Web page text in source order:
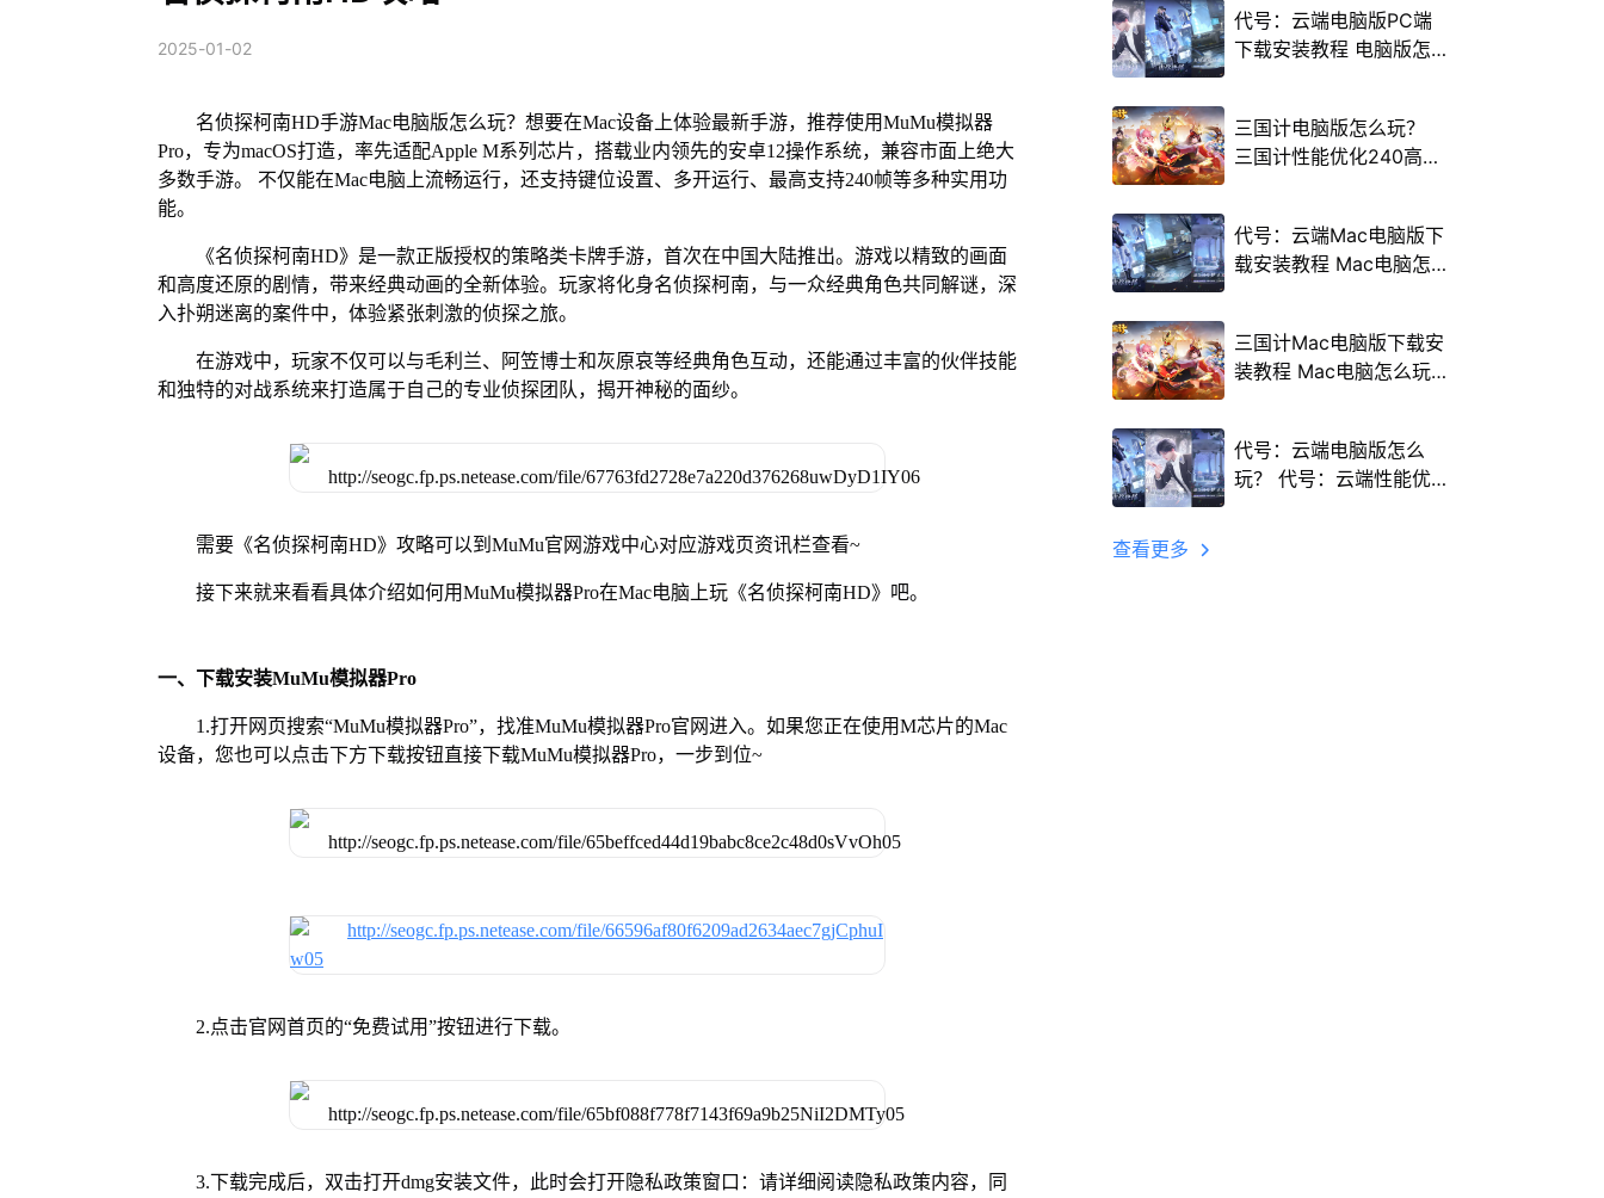
2025-01-02
名侦探柯南HD手游Mac电脑版怎么玩？想要在Mac设备上体验最新手游，推荐使用MuMu模拟器
Pro，专为macOS打造，率先适配Apple M系列芯片，搭载业内领先的安卓12操作系统，兼容市面上绝大
多数手游。 不仅能在Mac电脑上流畅运行，还支持键位设置、多开运行、最高支持240帧等多种实用功
能。
《名侦探柯南HD》是一款正版授权的策略类卡牌手游，首次在中国大陆推出。游戏以精致的画面
和高度还原的剧情，带来经典动画的全新体验。玩家将化身名侦探柯南，与一众经典角色共同解谜，深
入扑朔迷离的案件中，体验紧张刺激的侦探之旅。
在游戏中，玩家不仅可以与毛利兰、阿笠博士和灰原哀等经典角色互动，还能通过丰富的伙伴技能
和独特的对战系统来打造属于自己的专业侦探团队，揭开神秘的面纱。
需要《名侦探柯南HD》攻略可以到MuMu官网游戏中心对应游戏页资讯栏查看~
接下来就来看看具体介绍如何用MuMu模拟器Pro在Mac电脑上玩《名侦探柯南HD》吧。
一、下载安装MuMu模拟器Pro
1.打开网页搜索“MuMu模拟器Pro”，找准MuMu模拟器Pro官网进入。如果您正在使用M芯片的Mac
设备，您也可以点击下方下载按钮直接下载MuMu模拟器Pro，一步到位~
2.点击官网首页的“免费试用”按钮进行下载。
3.下载完成后，双击打开dmg安装文件，此时会打开隐私政策窗口：请详细阅读隐私政策内容，同
代号：云端电脑版PC端
下载安装教程 电脑版怎
三国计电脑版怎么玩？
三国计性能优化240高帧
代号：云端Mac电脑版下
载安装教程 Mac电脑怎
三国计Mac电脑版下载安
装教程 Mac电脑怎么玩
代号：云端电脑版怎么
玩？ 代号：云端性能优
查看更多